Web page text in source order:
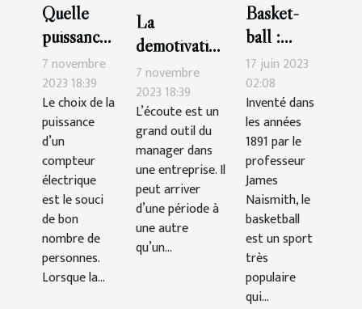
Quelle
puissance
de
compteur
choisir ?
7 novembre
2023 18:39
Le choix de la
puissance
d’un
compteur
électrique
est le souci
de bon
nombre de
personnes.
Lorsque la...
La
démotivation
du
personnel :
comment la
gérer ?
7 novembre
2023 18:39
L’écoute est un
grand outil du
manager dans
une entreprise. Il
peut arriver
d’une période à
une autre
qu’un...
Basket-
ball :
quelle est
la durée
d’un
match ?
17 juin 2023
02:08
Inventé dans
les années
1891 par le
professeur
James
Naismith, le
basketball
est un sport
très
populaire
qui...